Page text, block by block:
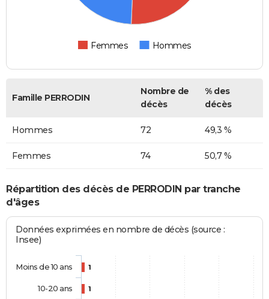
Femmes Hommes
Famille PERRODIN
Nombre de
décès
% des
décès
Hommes 72 49,3 %
Femmes 74 50,7 %
Répartition des décès de PERRODIN par tranche
d'âges
Données exprimées en nombre de décès (source :
Insee)
1
1
Moins de 10 ans
10-20 ans